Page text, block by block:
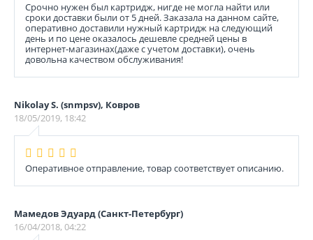
Срочно нужен был картридж, нигде не могла найти или
сроки доставки были от 5 дней. Заказала на данном сайте,
оперативно доставили нужный картридж на следующий
день и по цене оказалось дешевле средней цены в
интернет-магазинах(даже с учетом доставки), очень
довольна качеством обслуживания!
Nikolay S. (snmpsv), Ковров
18/05/2019, 18:42
Оперативное отправление, товар соответствует описанию.
Мамедов Эдуард (Санкт-Петербург)
16/04/2018, 04:22